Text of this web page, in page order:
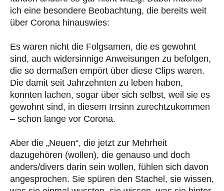
ich eine besondere Beobachtung, die bereits weit
über Corona hinauswies:
Es waren nicht die Folgsamen, die es gewohnt
sind, auch widersinnige Anweisungen zu befolgen,
die so dermaßen empört über diese Clips waren.
Die damit seit Jahrzehnten zu leben haben,
konnten lachen, sogar über sich selbst, weil sie es
gewohnt sind, in diesem Irrsinn zurechtzukommen
– schon lange vor Corona.
Aber die „Neuen“, die jetzt zur Mehrheit
dazugehören (wollen), die genauso und doch
anders/divers darin sein wollen, fühlen sich davon
angesprochen. Sie spüren den Stachel, sie wissen,